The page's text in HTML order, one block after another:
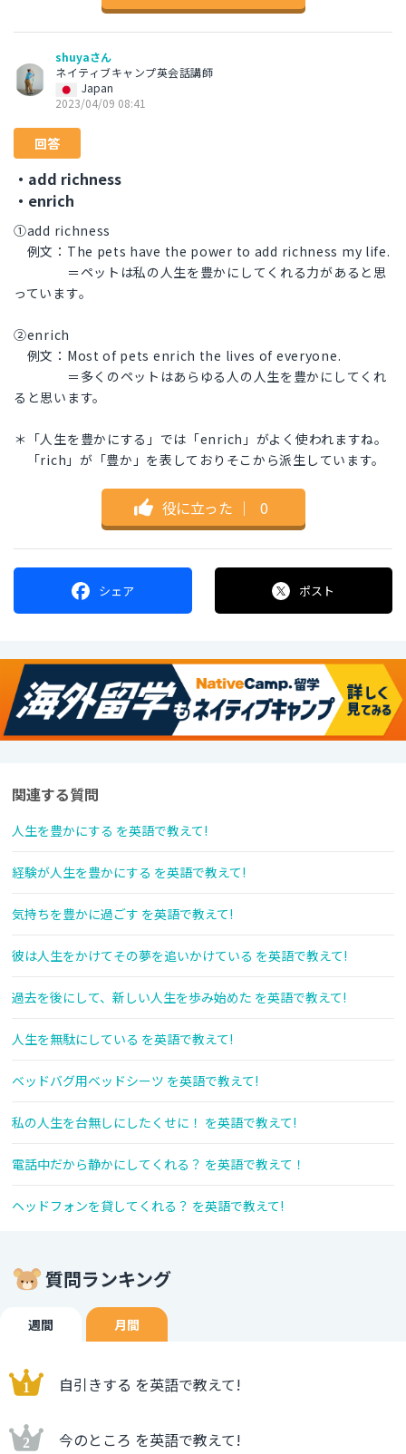
shuyaさん
ネイティブキャンプ英会話講師
Japan
2023/04/09 08:41
回答
・add richness
・enrich
①add richness
例文：The pets have the power to add richness my life.
＝ペットは私の人生を豊かにしてくれる力があると思
っています。
②enrich
例文：Most of pets enrich the lives of everyone.
＝多くのペットはあらゆる人の人生を豊かにしてくれ
ると思います。
＊「人生を豊かにする」では「enrich」がよく使われますね。
「rich」が「豊か」を表しておりそこから派生しています。
役に立った ｜ 0
シェア ポスト
関連する質問
人生を豊かにする を英語で教えて!
経験が人生を豊かにする を英語で教えて!
気持ちを豊かに過ごす を英語で教えて!
彼は人生をかけてその夢を追いかけている を英語で教えて!
過去を後にして、新しい人生を歩み始めた を英語で教えて!
人生を無駄にしている を英語で教えて!
ベッドバグ用ベッドシーツ を英語で教えて!
私の人生を台無しにしたくせに！ を英語で教えて!
電話中だから静かにしてくれる？ を英語で教えて！
ヘッドフォンを貸してくれる？ を英語で教えて!
質問ランキング
週間 月間
自引きする を英語で教えて!
今のところ を英語で教えて!